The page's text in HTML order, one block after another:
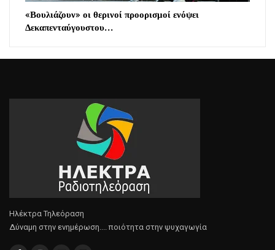
«Βουλιάζουν» οι θερινοί προορισμοί ενόψει
Δεκαπενταύγουστου…
Ηλέκτρα Τηλεόραση
Δύναμη στην ενημέρωση.... ποιότητα στην ψυχαγωγία